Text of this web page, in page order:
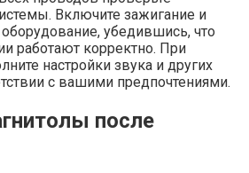
Включите зажигание и
оборудование, убедившись, что
работают корректно. При
настройки звука и других
с вашими предпочтениями.
после